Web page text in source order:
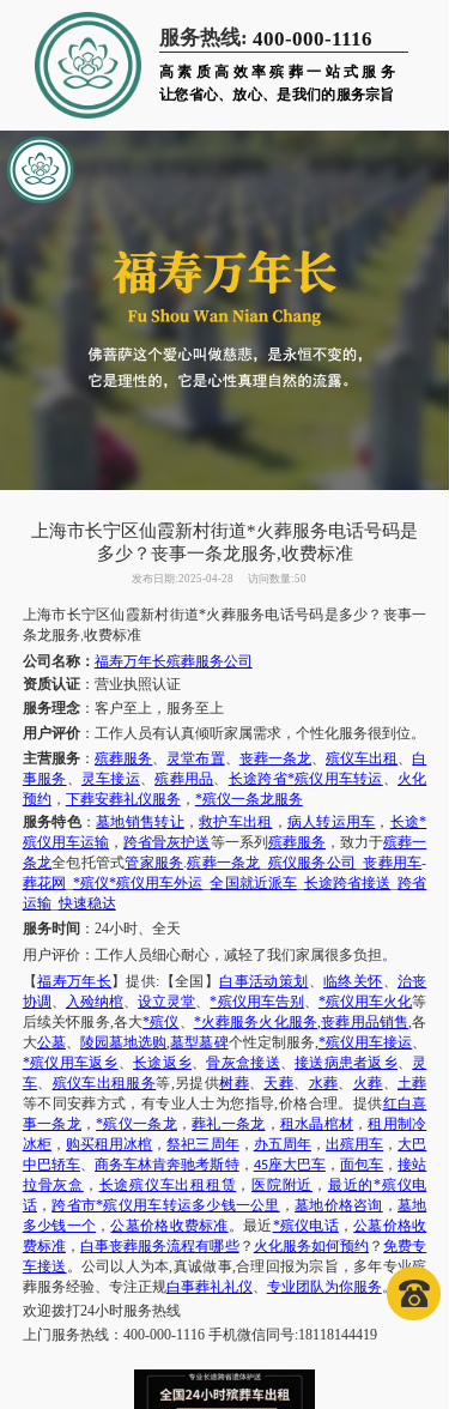
服务热线: 400-000-1116
高素质高效率殡葬一站式服务
让您省心、放心、是我们的服务宗旨
上海市长宁区仙霞新村街道*火葬服务电话号码是
多少？丧事一条龙服务,收费标准
发布日期:2025-04-28 访问数量:50
上海市长宁区仙霞新村街道*火葬服务电话号码是多少？ 丧事一
条龙服务,收费标准
公司名称： 福寿万年长殡葬服务公司
资质认证：营业执照认证
服务理念：客户至上，服务至上
用户评价：工作人员有认真倾听家属需求，个性化服务很到位。
主营服务：殡葬服务、 灵堂布置、 丧葬一条龙、 殡仪车出租 、白
事服务、 灵车接运、殡葬用品、 长途跨省*殡仪用车转运、 火化
预约 ， 下葬安葬礼仪服务， *殡仪一条龙服务
服务特色：墓地销售转让，救护车出租 ， 病人转运用车 ， 长途*
殡仪用车运输 ，跨省骨灰护送等一系列 殡葬服务，致力于殡葬一
条龙全包托管式管家服务.殡葬一条龙 殡仪服务公司 _丧葬用车-
葬花网 *殡仪*殡仪用车外运 _全国就近派车_ 长途跨省接送 _跨省
运输_快速稳达
服务时间 ： 24小时、全天
用户评价： 工作人员细心耐心，减轻了我们家属很多负担。
【福寿万年长 】提供:【全国】白事活动策划 、 临终关怀、 治丧
协调 、 入殓纳棺、设立灵堂、*殡仪用车告别 、 *殡仪用车火化等
后续关怀服务,各大*殡仪 、 *火葬服务火化服务,丧葬用品销售,各
大公墓、 陵园墓地选购,墓型墓碑个性定制服务,*殡仪用车接运、
*殡仪用车返乡、 长途返乡、骨灰盒接送、接送病患者返乡、 灵
车、 殡仪车出租服务等,另提供树葬、 天葬、 水葬、 火葬、 土葬
等不同安葬方式，有专业人士为您指导,价格合理。提供红白喜
事一条龙，*殡仪一条龙，葬礼一条龙 ， 租水晶棺材 ，租用制冷
冰柜， 购买租用冰棺 ，祭祀三周年， 办五周年， 出殡用车 ，大巴
中巴轿车、商务车林肯奔驰考斯特， 45座大巴车，面包车 ，接站
拉骨灰盒 ， 长途殡仪车出租租赁 ， 医院附近 ， 最近的*殡仪电
话 ，跨省市*殡仪用车转运多少钱一公里 ，墓地价格咨询 ， 墓地
多少钱一个 ，公墓价格收费标准。最近*殡仪电话，公墓价格收
费标准， 白事丧葬服务流程有哪些？ 火化服务如何预约 ？免费专
车接送 。公司以人为本,真诚做事,合理回报为宗旨，多年专业殡
葬服务经验、专注正规白事葬礼礼仪、 专业团队为你服务。
欢迎拨打24小时服务热线
上门服务热线： 400-000-1116 手机微信同号:18118144419